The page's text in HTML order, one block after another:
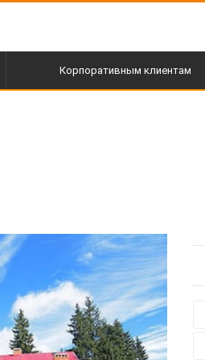
Корпоративным клиентам